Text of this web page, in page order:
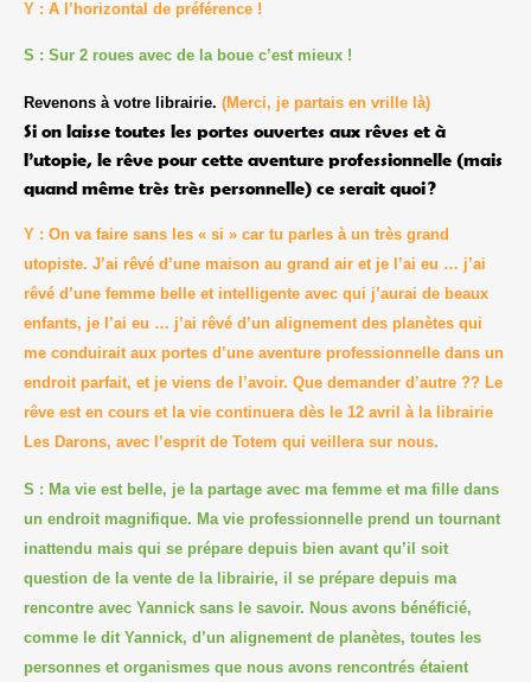
Y : A l’horizontal de préférence !
S : Sur 2 roues avec de la boue c’est mieux !
Revenons à votre librairie. (Merci, je partais en vrille là)
Si on laisse toutes les portes ouvertes aux rêves et à
l’utopie, le rêve pour cette aventure professionnelle (mais
quand même très très personnelle) ce serait quoi ?
Y : On va faire sans les « si » car tu parles à un très grand
utopiste. J’ai rêvé d’une maison au grand air et je l’ai eu … j’ai
rêvé d’une femme belle et intelligente avec qui j’aurai de beaux
enfants, je l’ai eu … j’ai rêvé d’un alignement des planètes qui
me conduirait aux portes d’une aventure professionnelle dans un
endroit parfait, et je viens de l’avoir. Que demander d’autre ?? Le
rêve est en cours et la vie continuera dès le 12 avril à la librairie
Les Darons, avec l’esprit de Totem qui veillera sur nous.
S : Ma vie est belle, je la partage avec ma femme et ma fille dans
un endroit magnifique. Ma vie professionnelle prend un tournant
inattendu mais qui se prépare depuis bien avant qu’il soit
question de la vente de la librairie, il se prépare depuis ma
rencontre avec Yannick sans le savoir. Nous avons bénéficié,
comme le dit Yannick, d’un alignement de planètes, toutes les
personnes et organismes que nous avons rencontrés étaient